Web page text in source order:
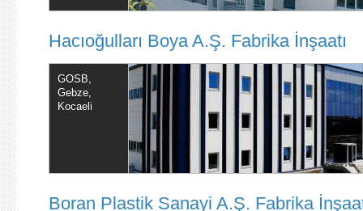
Hacıoğulları Boya A.Ş. Fabrika İnşaatı
GOSB,
Gebze,
Kocaeli
Boran Plastik Sanayi A.Ş. Fabrika